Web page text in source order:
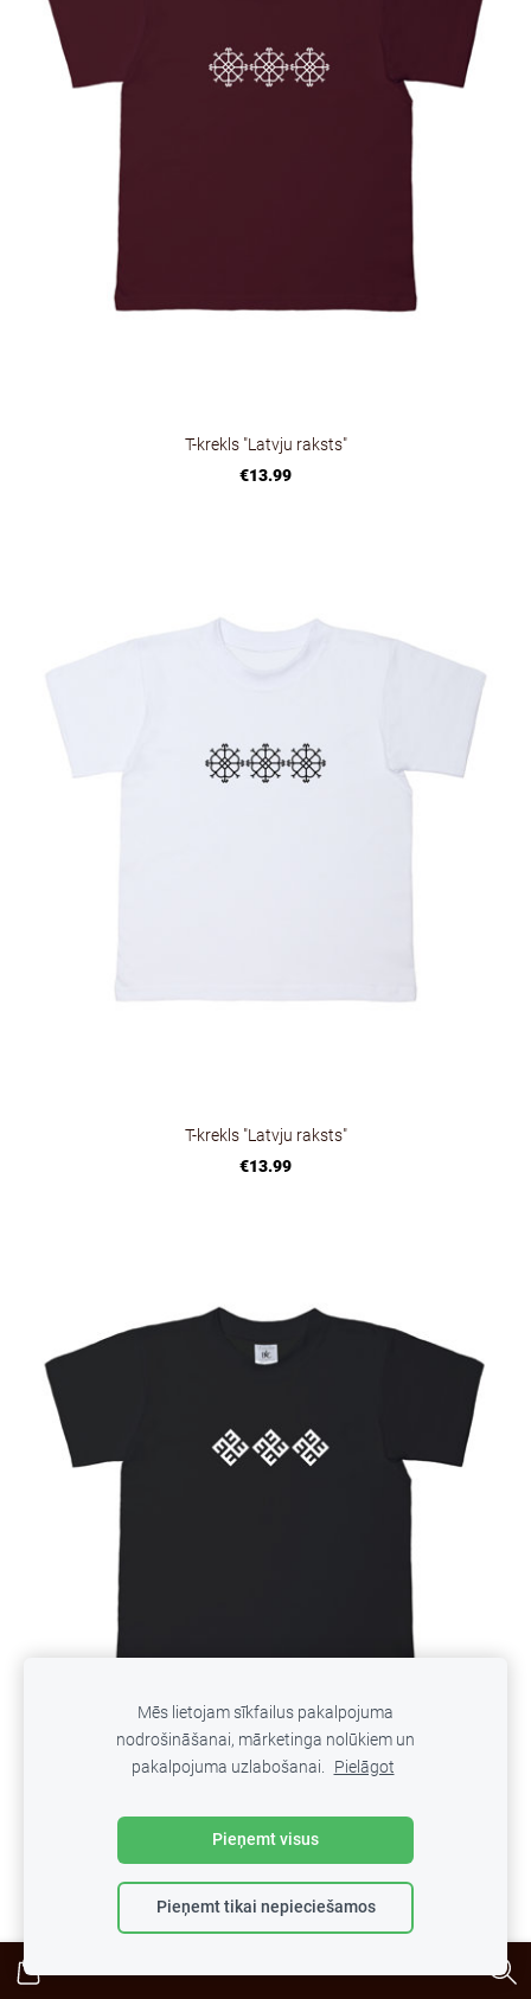
T-krekls "Latvju raksts"
€13.99
T-krekls "Latvju raksts"
€13.99
Mēs lietojam sīkfailus pakalpojuma
nodrošināšanai, mārketinga nolūkiem un
pakalpojuma uzlabošanai. Pielāgot
Pieņemt visus
Pieņemt tikai nepieciešamos